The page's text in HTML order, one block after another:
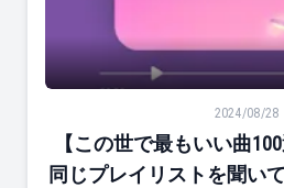
【この世で最もいい曲100選
2024/08/28
【この世で最もいい曲
同じプレイリストを聞い